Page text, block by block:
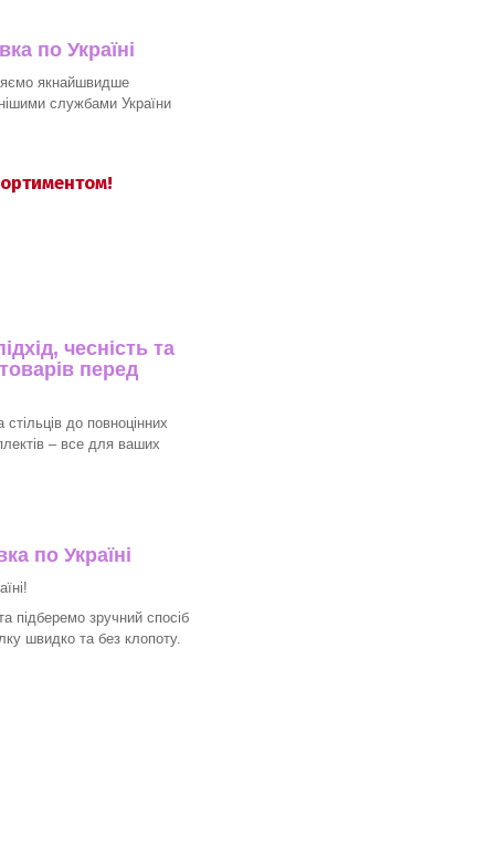
по Україні
якнайшвидше
службами України
чесність та
перед
до повноцінних
– все для ваших
по Україні
підберемо зручний спосіб
швидко та без клопоту.